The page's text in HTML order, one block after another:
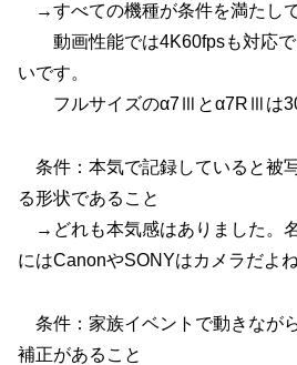
→すべての機種が条件を満たして
動画性能では4K60fpsも対応で
いです。
フルサイズのα7Ⅲとα7RⅢは
条件：本気で記録していると被
る形状であること
→どれも本気感はありました。
にはCanonやSONYはカメラだよ
条件：家族イベントで動きなが
補正があること